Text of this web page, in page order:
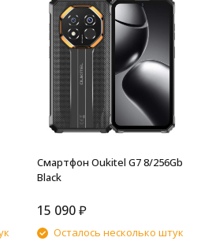
Смартфон Oukitel G7 8/256Gb
Black
15 090₽
Осталось несколько штук